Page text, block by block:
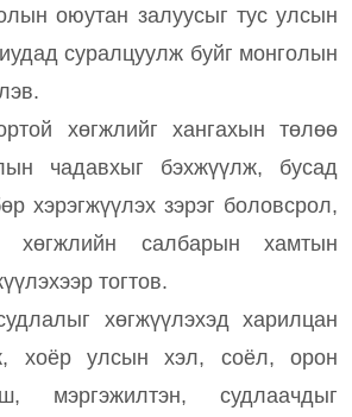
оюутан залуусыг тус улсын
суралцуулж буйг монголын
хөгжлийг хангахын төлөө
чадавхыг бэхжүүлж, бусад
хэрэгжүүлэх зэрэг боловсрол,
хөгжлийн салбарын хамтын
тогтов.
хөгжүүлэхэд харилцан
хоёр улсын хэл, соёл, орон
мэргэжилтэн, судлаачдыг